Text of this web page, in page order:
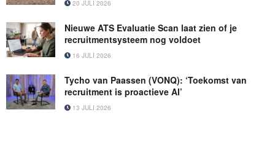
20 JULI 2026
Nieuwe ATS Evaluatie Scan laat zien of je
recruitmentsysteem nog voldoet
16 JULI 2026
Tycho van Paassen (VONQ): ‘Toekomst van
recruitment is proactieve AI’
13 JULI 2026